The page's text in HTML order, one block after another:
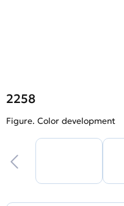
2258
Figure. Color development